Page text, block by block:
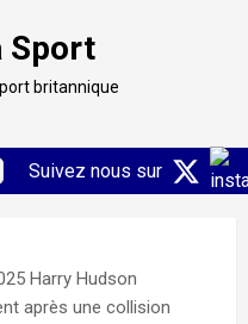
Sport
britannique
Suivez nous sur
Harry Hudson
après une collision